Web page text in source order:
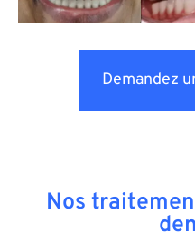
Demandez
Nos